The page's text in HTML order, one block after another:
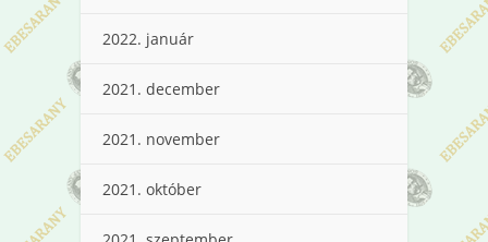
2022. január
2021. december
2021. november
2021. október